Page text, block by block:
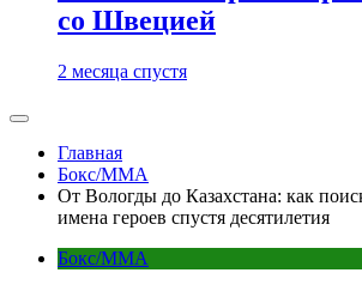
со Швецией
2 месяца спустя
Главная
Бокс/MMA
От Вологды до Казахстана: как
имена героев спустя десятилетия
Бокс/MMA